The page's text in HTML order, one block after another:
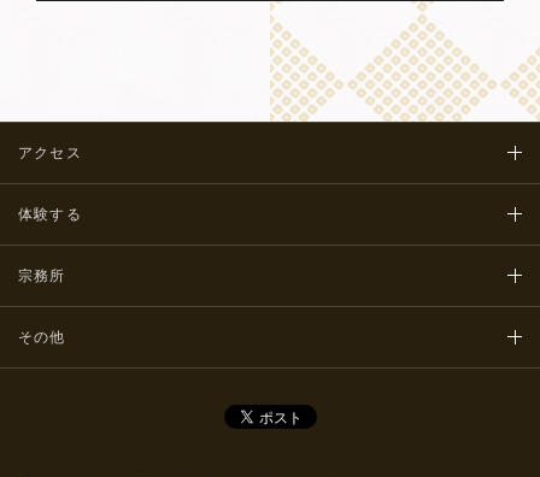
アクセス
体験する
宗務所
その他